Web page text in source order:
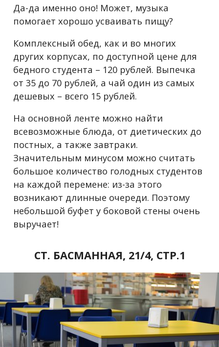
Да-да именно оно! Может, музыка
помогает хорошо усваивать пищу?
Комплексный обед, как и во многих
других корпусах, по доступной цене для
бедного студента – 120 рублей. Выпечка
от 35 до 70 рублей, а чай один из самых
дешевых – всего 15 рублей.
На основной ленте можно найти
всевозможные блюда, от диетических до
постных, а также завтраки.
Значительным минусом можно считать
большое количество голодных студентов
на каждой перемене: из-за этого
возникают длинные очереди. Поэтому
небольшой буфет у боковой стены очень
выручает!
СТ. БАСМАННАЯ, 21/4, СТР.1